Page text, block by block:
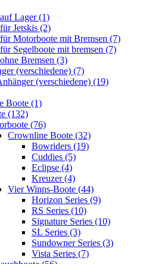
Lager (1)
Jetskis (2)
Motorboote mit Bremsen (7)
Segelboote mit bremsen (7)
Bremsen (3)
(verschiedene) (7)
(verschiedene) (19)
Boote (1)
(132)
(76)
Crownline Boote (32)
Bowriders (19)
Cuddies (5)
Eclipse (4)
Kreuzer (4)
Vier Winns-Boote (44)
Horizon Series (9)
RS Series (10)
Signature Series (10)
SL Series (3)
Sundowner Series (3)
Vista Series (7)